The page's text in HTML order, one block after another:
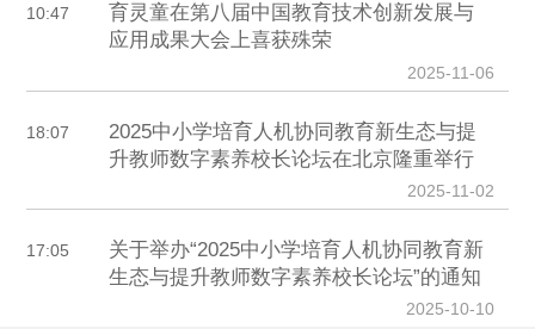
10:47
育灵童在第八届中国教育技术创新发展与
应用成果大会上喜获殊荣
2025-11-06
18:07
2025中小学培育人机协同教育新生态与提
升教师数字素养校长论坛在北京隆重举行
2025-11-02
17:05
关于举办“2025中小学培育人机协同教育新
生态与提升教师数字素养校长论坛”的通知
2025-10-10